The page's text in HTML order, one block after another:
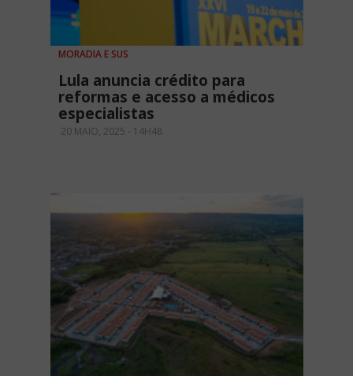
MORADIA E SUS
Lula anuncia crédito para
reformas e acesso a médicos
especialistas
20 MAIO, 2025 - 14H48